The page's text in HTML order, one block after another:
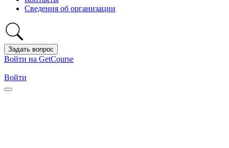
Сведения об организации
Задать вопрос
Войти на GetCourse
Войти